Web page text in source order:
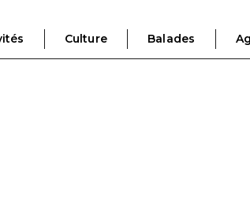
Culture Balades